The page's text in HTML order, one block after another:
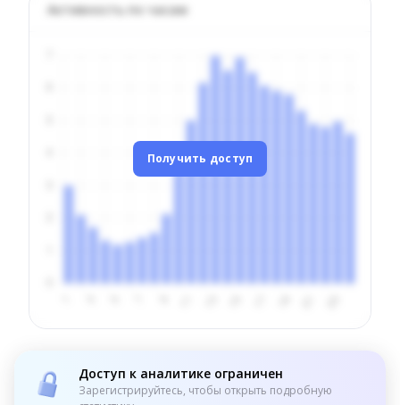
Активность по часам
Получить доступ
Доступ к аналитике ограничен
Зарегистрируйтесь, чтобы открыть подробную